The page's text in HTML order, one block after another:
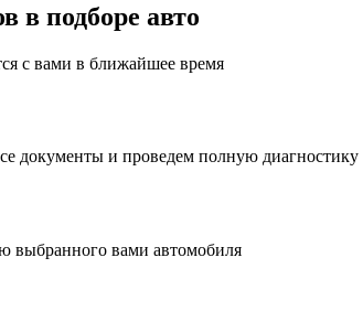
в подборе авто
с вами в ближайшее время
документы и проведем полную диагностику
выбранного вами автомобиля